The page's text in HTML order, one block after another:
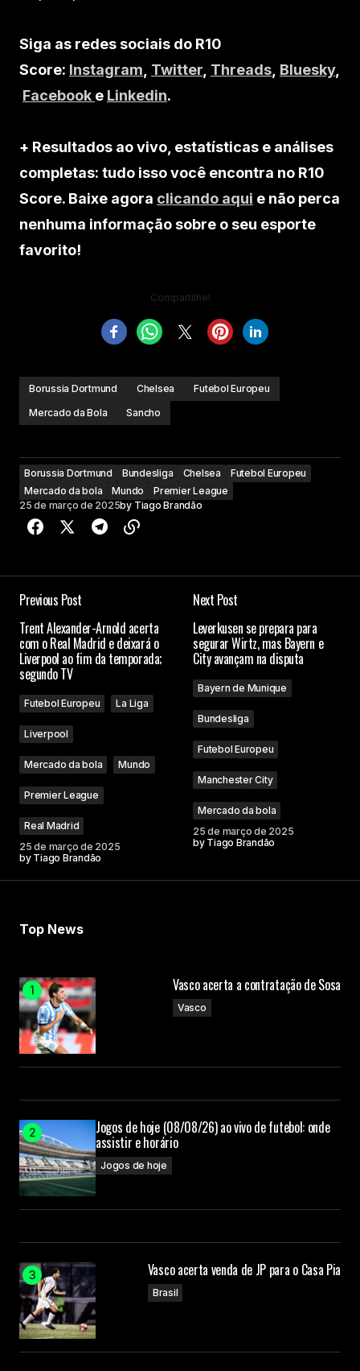
Siga as redes sociais do R10
Score: Instagram Twitter Threads Bluesky,
Facebook e Linkedin.
+ Resultados ao vivo, estatísticas e análises
completas: tudo isso você encontra no R10
Score. Baixe agora clicando aqui e não perca
nenhuma informação sobre o seu esporte
favorito!
Compartilhe!
Borussia Dortmund Chelsea
Futebol Europeu
Mercado da Bola
Sancho
Borussia Dortmund Bundesliga Chelsea
Futebol Europeu
Mercado da bola
Mundo
Premier League
25 de março de 2025by Tiago Brandão
Previous Post
Trent Alexander-Arnold acerta
com o Real Madrid e deixará o
Liverpool ao fim da temporada;
segundo TV
Futebol Europeu La Liga
Liverpool
Mercado da bola Mundo
Premier League
Real Madrid
25 de março de 2025
by Tiago Brandão
Next Post
Leverkusen se prepara para
segurar Wirtz, mas Bayern e
City avançam na disputa
Bayern de Munique
Bundesliga
Futebol Europeu
Manchester City
Mercado da bola
25 de março de 2025
by Tiago Brandão
Top News
Vasco acerta a contratação de Sosa
Vasco
Jogos de hoje (08/08/26) ao vivo de futebol: onde
assistir e horário
Jogos de hoje
Vasco acerta venda de JP para o Casa Pia
Brasil